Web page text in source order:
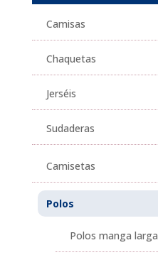
Camisas
Chaquetas
Jerséis
Sudaderas
Camisetas
Polos
Polos manga larga